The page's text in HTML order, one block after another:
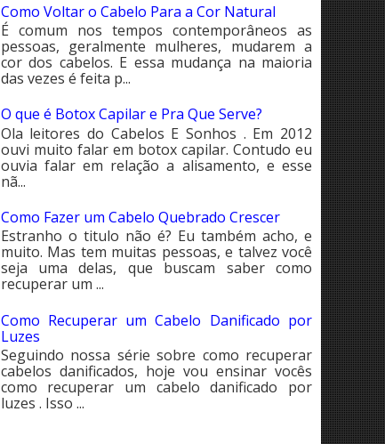
Como Voltar o Cabelo Para a Cor Natural
É comum nos tempos contemporâneos as
pessoas, geralmente mulheres, mudarem a
cor dos cabelos. E essa mudança na maioria
das vezes é feita p...
O que é Botox Capilar e Pra Que Serve?
Ola leitores do Cabelos E Sonhos . Em 2012
ouvi muito falar em botox capilar. Contudo eu
ouvia falar em relação a alisamento, e esse
nã...
Como Fazer um Cabelo Quebrado Crescer
Estranho o titulo não é? Eu também acho, e
muito. Mas tem muitas pessoas, e talvez você
seja uma delas, que buscam saber como
recuperar um ...
Como Recuperar um Cabelo Danificado por
Luzes
Seguindo nossa série sobre como recuperar
cabelos danificados, hoje vou ensinar vocês
como recuperar um cabelo danificado por
luzes . Isso ...